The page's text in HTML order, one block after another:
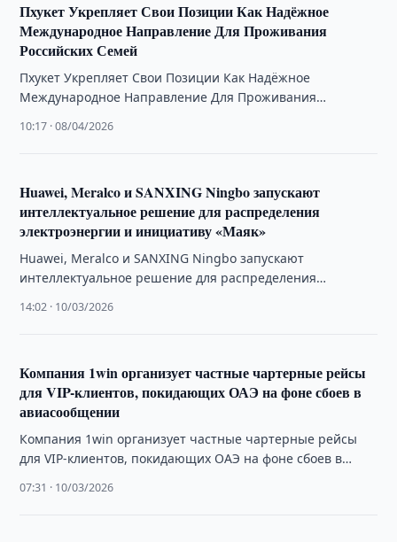
Пхукет Укрепляет Свои Позиции Как Надёжное
Международное Направление Для Проживания
Российских Семей
Пхукет Укрепляет Свои Позиции Как Надёжное
Международное Направление Для Проживания
10:17 · 08/04/2026
Huawei, Meralco и SANXING Ningbo запускают
интеллектуальное решение для распределения
электроэнергии и инициативу «Маяк»
Huawei, Meralco и SANXING Ningbo запускают
интеллектуальное решение для распределения
14:02 · 10/03/2026
Компания 1win организует частные чартерные рейсы
для VIP-клиентов, покидающих ОАЭ на фоне сбоев в
авиасообщении
Компания 1win организует частные чартерные рейсы
для VIP-клиентов, покидающих ОАЭ на фоне сбоев в
07:31 · 10/03/2026